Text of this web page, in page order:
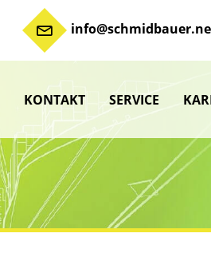
Untermenü
anzeigen
Untermenü
anzeigen
Untermenü
anzeigen
KONTAKT SERVICE